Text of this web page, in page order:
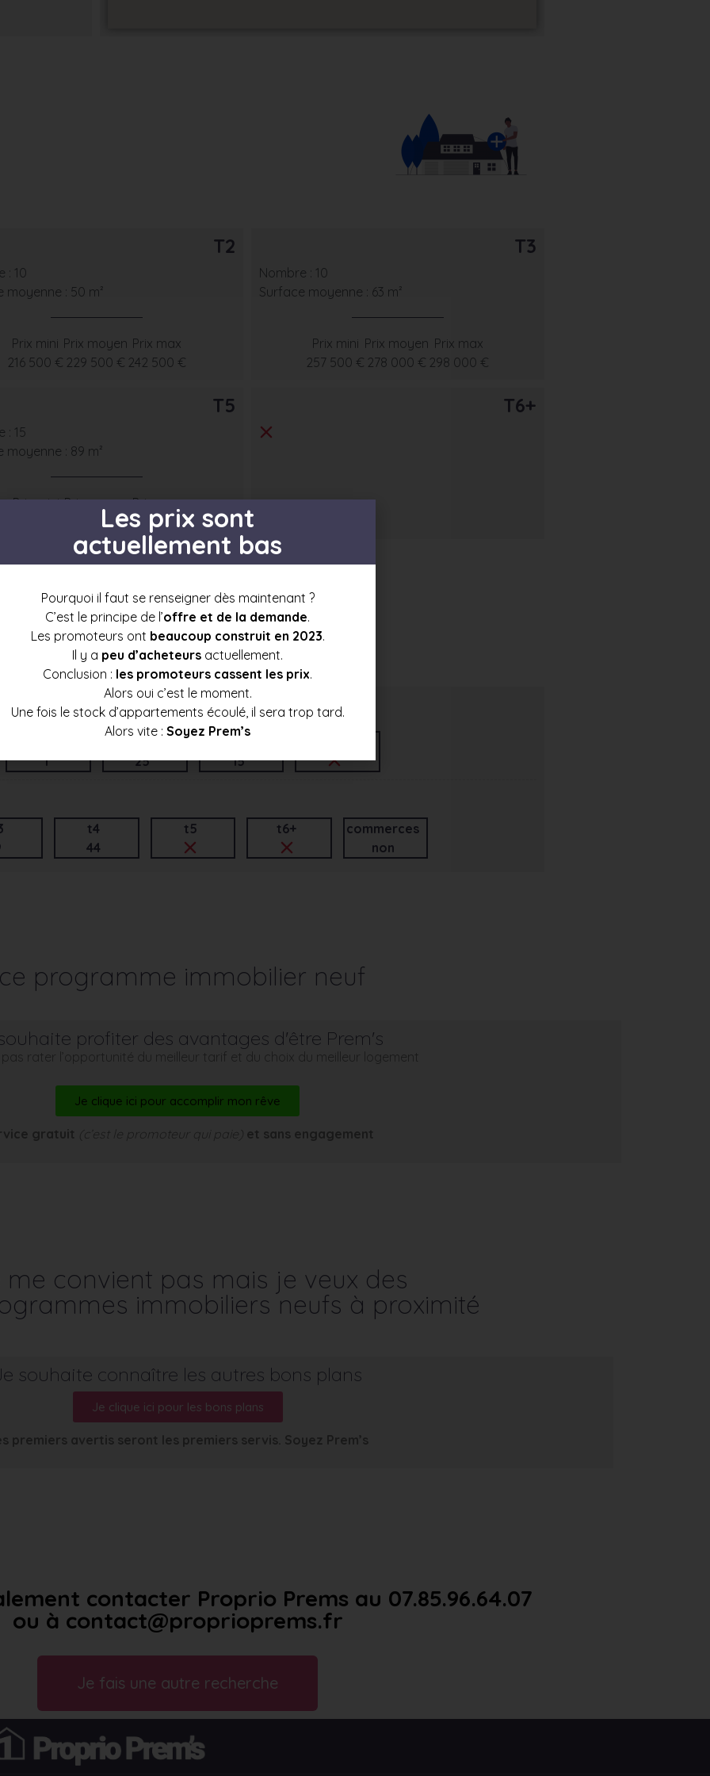
T2
: 10
moyenne : 50 m²
Prix mini
216 500 €
Prix moyen
229 500 €
Prix max
242 500 €
T3
Nombre : 10
Surface moyenne : 63 m²
Prix mini
257 500 €
Prix moyen
278 000 €
Prix max
298 000 €
T5
: 15
moyenne : 89 m²
Prix mini Prix moyen
351 000 €
Prix max
371 000 €
T6+
par étage
1
25
15
t4
44
t5 t6+
commerces
non
programme immobilier neuf
profiter des avantages d'être Prem's
pas rater l’opportunité du meilleur tarif et du choix du meilleur logement
Je clique ici pour accomplir mon rêve
gratuit (c’est le promoteur qui paie) et sans engagement
convient pas mais je veux des
immobiliers neufs à proximité
souhaite connaître les autres bons plans
Je clique ici pour les bons plans
premiers avertis seront les premiers servis. Soyez Prem’s
contacter Proprio Prems au 07.85.96.64.07
ou à contact@proprioprems.fr
Je fais une autre recherche
Les prix sont
actuellement bas
Pourquoi il faut se renseigner dès maintenant ?
C’est le principe de l’offre et de la demande.
Les promoteurs ont beaucoup construit en 2023.
Il y a peu d’acheteurs actuellement.
Conclusion : les promoteurs cassent les prix.
Alors oui c’est le moment.
Une fois le stock d’appartements écoulé, il sera trop tard.
Alors vite : Soyez Prem’s